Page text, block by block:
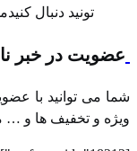
تونید دنبال
عضویت در خبر
شما می توانید با
ویژه و تخفیف ها و …